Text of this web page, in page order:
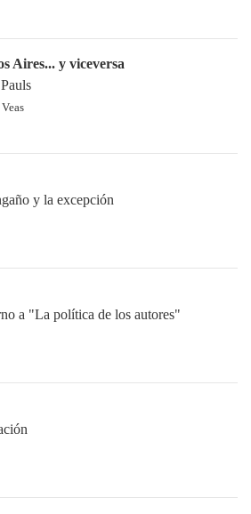
Aires... y viceversa
y la excepción
a "La política de los autores"